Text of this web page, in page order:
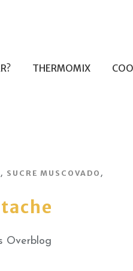
THERMOMIX
, SUCRE MUSCOVADO ,
Overblog